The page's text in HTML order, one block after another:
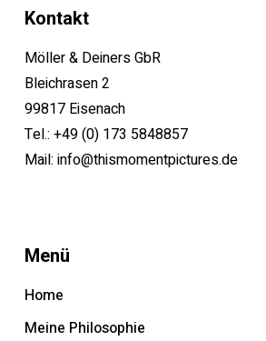
Kontakt
Möller & Deiners GbR
Bleichrasen 2
99817 Eisenach
Tel.: +49 (0) 173 5848857
Mail: info@thismomentpictures.de
Menü
Home
Meine Philosophie